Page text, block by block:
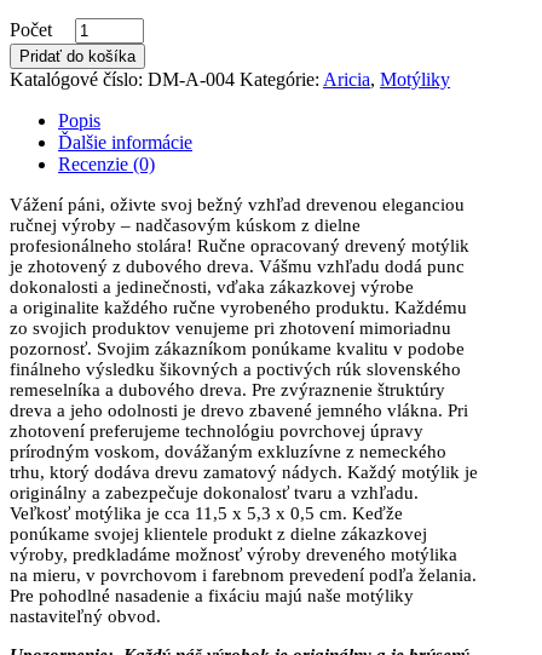
Počet
Pridať do košíka
Katalógové číslo: DM-A-004 Kategórie: Aricia, Motýliky
Popis
Ďalšie informácie
Recenzie (0)
Vážení páni, oživte svoj bežný vzhľad drevenou eleganciou
ručnej výroby – nadčasovým kúskom z dielne
profesionálneho stolára! Ručne opracovaný drevený motýlik
je zhotovený z dubového dreva. Vášmu vzhľadu dodá punc
dokonalosti a jedinečnosti, vďaka zákazkovej výrobe
a originalite každého ručne vyrobeného produktu. Každému
zo svojich produktov venujeme pri zhotovení mimoriadnu
pozornosť. Svojim zákazníkom ponúkame kvalitu v podobe
finálneho výsledku šikovných a poctivých rúk slovenského
remeselníka a dubového dreva. Pre zvýraznenie štruktúry
dreva a jeho odolnosti je drevo zbavené jemného vlákna. Pri
zhotovení preferujeme technológiu povrchovej úpravy
prírodným voskom, dovážaným exkluzívne z nemeckého
trhu, ktorý dodáva drevu zamatový nádych. Každý motýlik je
originálny a zabezpečuje dokonalosť tvaru a vzhľadu.
Veľkosť motýlika je cca 11,5 x 5,3 x 0,5 cm. Keďže
ponúkame svojej klientele produkt z dielne zákazkovej
výroby, predkladáme možnosť výroby dreveného motýlika
na mieru, v povrchovom i farebnom prevedení podľa želania.
Pre pohodlné nasadenie a fixáciu majú naše motýliky
nastaviteľný obvod.